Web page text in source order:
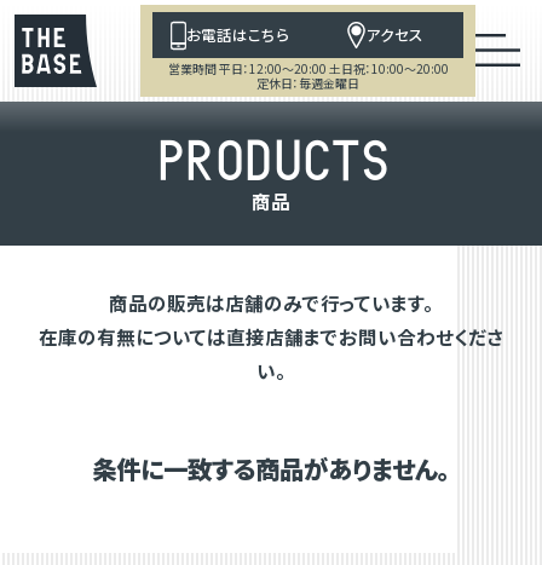
お電話はこちら アクセス
営業時間 平日：12:00～20:00 土日祝：10:00～20:00
定休日：毎週金曜日
PRODUCTS
商品
商品の販売は店舗のみで行っています。
在庫の有無については直接店舗までお問い合わせくださ
い。
条件に一致する商品がありません。